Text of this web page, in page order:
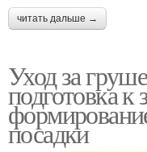
читать дальше →
Уход за
подготовка к
посадки